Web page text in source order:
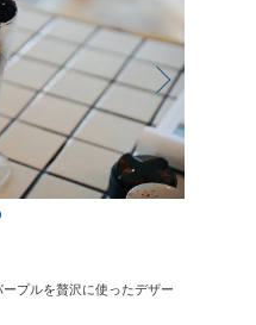
プルを贅沢に使ったデザー